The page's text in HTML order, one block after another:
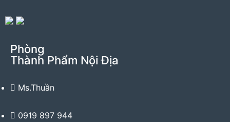
Phòng
Thành Phẩm Nội Địa
Ms.Thuần
0919 897 944